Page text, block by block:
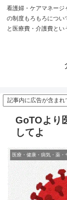
看護婦・ケアマネージ
の制度もろもろについ
と医療費・介護費と
記事内に広告が含まれ
GoTOより
してよ
医療・健康・病気・薬・